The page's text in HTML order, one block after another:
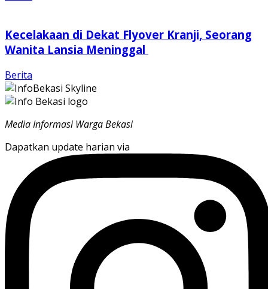
Kecelakaan di Dekat Flyover Kranji, Seorang
Wanita Lansia Meninggal
Berita
Media Informasi Warga Bekasi
Dapatkan update harian via